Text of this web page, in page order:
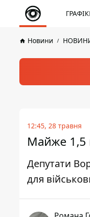
Новини
12:45, 28 травня
Майже 1,5
Депутати
для